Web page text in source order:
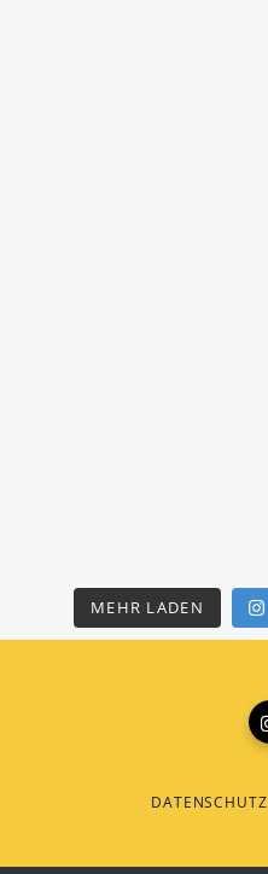
MEHR LADEN
DATENSCHUTZ